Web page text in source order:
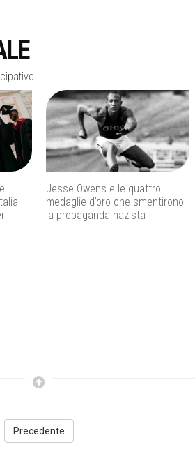
Jesse Owens e le quattro
medaglie d’oro che smentirono
la propaganda nazista
Precedente